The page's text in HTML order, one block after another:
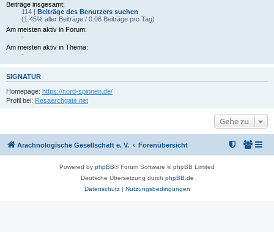
Beiträge insgesamt:
114 | Beiträge des Benutzers suchen
(1.45% aller Beiträge / 0.06 Beiträge pro Tag)
Am meisten aktiv in Forum:
-
Am meisten aktiv in Thema:
-
SIGNATUR
Homepage: https://nord-spinnen.de/
Profil bei: Resaerchgate.net
Gehe zu
Arachnologische Gesellschaft e. V. Forenübersicht
Powered by phpBB® Forum Software © phpBB Limited
Deutsche Übersetzung durch phpBB.de
Datenschutz| Nutzungsbedingungen